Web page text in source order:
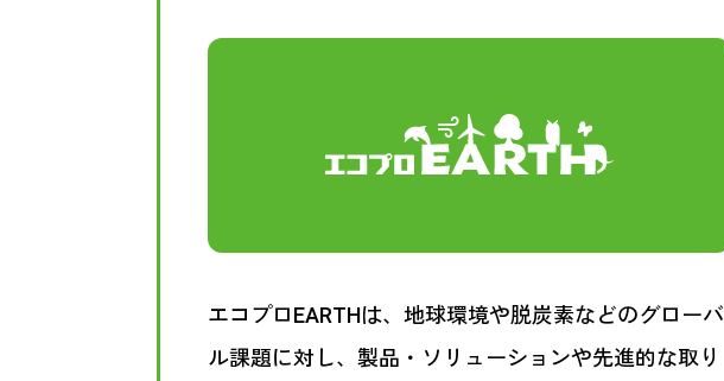
エコプロEARTHは、地球環境や脱炭素などのグローバ
ル課題に対し、製品・ソリューションや先進的な取り